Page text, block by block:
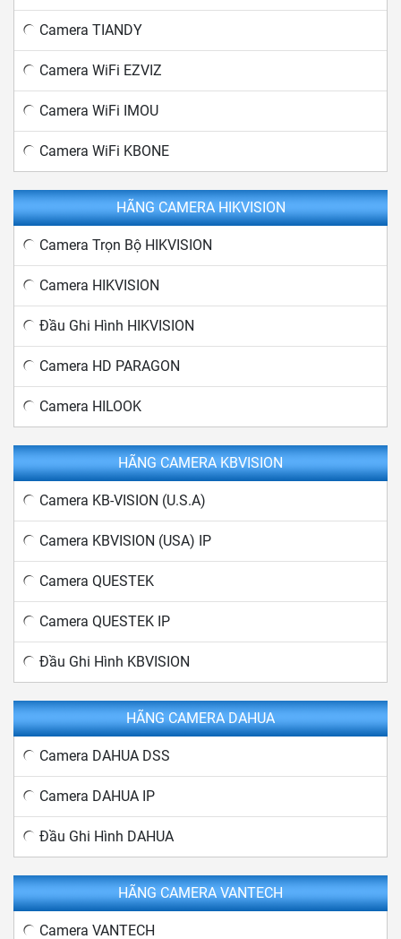
Camera TIANDY
Camera WiFi EZVIZ
Camera WiFi IMOU
Camera WiFi KBONE
HÃNG CAMERA HIKVISION
Camera Trọn Bộ HIKVISION
Camera HIKVISION
Đầu Ghi Hình HIKVISION
Camera HD PARAGON
Camera HILOOK
HÃNG CAMERA KBVISION
Camera KB-VISION (U.S.A)
Camera KBVISION (USA) IP
Camera QUESTEK
Camera QUESTEK IP
Đầu Ghi Hình KBVISION
HÃNG CAMERA DAHUA
Camera DAHUA DSS
Camera DAHUA IP
Đầu Ghi Hình DAHUA
HÃNG CAMERA VANTECH
Camera VANTECH